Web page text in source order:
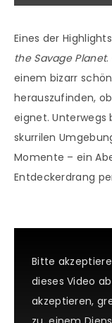
Eines der
the Savage Planet.
einem bizarr
herauszufinden,
eignet. Unterwegs
skurrilen
Momente – ein
Entdeckerdrang
Bitte
dieses Video
akzeptieren,